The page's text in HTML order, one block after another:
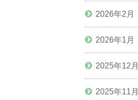
2026年2月
2026年1月
2025年12月
2025年11月